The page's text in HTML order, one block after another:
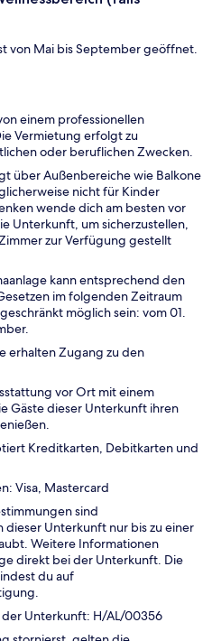
von Mai bis September geöffnet.
einem professionellen
Vermietung erfolgt zu
oder beruflichen Zwecken.
über Außenbereiche wie Balkone
nicht für Kinder
wende dich am besten vor
Unterkunft, um sicherzustellen,
zur Verfügung gestellt
kann entsprechend den
im folgenden Zeitraum
möglich sein: vom 01.
erhalten Zugang zu den
vor Ort mit einem
Gäste dieser Unterkunft ihren
Kreditkarten, Debitkarten und
Visa, Mastercard
sind
dieser Unterkunft nur bis zu einer
Weitere Informationen
direkt bei der Unterkunft. Die
du auf
Unterkunft: H/AL/00356